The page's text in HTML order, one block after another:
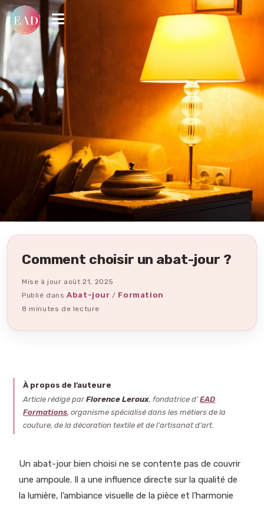
Comment choisir un abat-jour ?
Mise à jour août 21, 2025
Publié dansAbat-jour / Formation
8 minutes de lecture
À propos de l’auteure
Article rédigé parFlorence Leroux, fondatrice d’EAD
Formations, organisme spécialisé dans les métiers de la
couture, de la décoration textile et de l’artisanat d’art.
Un abat-jour bien choisi ne se contente pas de couvrir
une ampoule. Il a une influence directe sur la qualité de
la lumière, l’ambiance visuelle de la pièce et l’harmonie